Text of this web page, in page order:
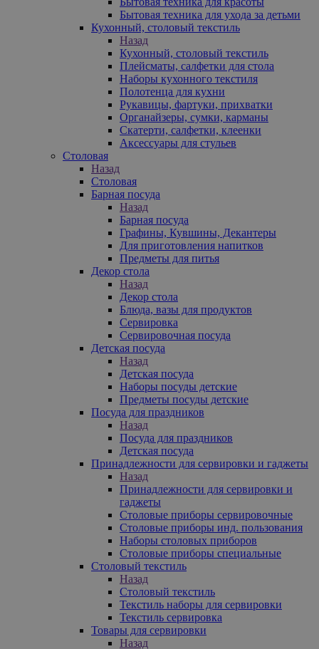
Бытовая техника для ухода за детьми
Кухонный, столовый текстиль
Назад
Кухонный, столовый текстиль
Плейсматы, салфетки для стола
Наборы кухонного текстиля
Полотенца для кухни
Рукавицы, фартуки, прихватки
Органайзеры, сумки, карманы
Скатерти, салфетки, клеенки
Аксессуары для стульев
Столовая
Назад
Столовая
Барная посуда
Назад
Барная посуда
Графины, Кувшины, Декантеры
Для приготовления напитков
Предметы для питья
Декор стола
Назад
Декор стола
Блюда, вазы для продуктов
Сервировка
Сервировочная посуда
Детская посуда
Назад
Детская посуда
Наборы посуды детские
Предметы посуды детские
Посуда для праздников
Назад
Посуда для праздников
Детская посуда
Принадлежности для сервировки и гаджеты
Назад
Принадлежности для сервировки и
гаджеты
Столовые приборы сервировочные
Столовые приборы инд. пользования
Наборы столовых приборов
Столовые приборы специальные
Столовый текстиль
Назад
Столовый текстиль
Текстиль наборы для сервировки
Текстиль сервировка
Товары для сервировки
Назад